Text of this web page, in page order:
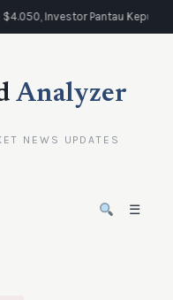
Investor Pantau
Analyzer
NEWS UPDATES
☰